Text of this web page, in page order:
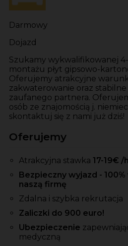
Darmowy
Dojazd
Szukamy wykwalifikowanej
montażu płyt gipsowo-
Oferujemy atrakcyjne
zakwaterowanie oraz
zaufanego partnera.
osób ze znajomością j.
skontaktuj się z nami już dziś!
Oferujemy
Atrakcyjna stawka 17-19€ /h
Bezpieczny wyjazd -
naszą firmę
Zdalna i szybka rekrutacja
Zaliczki do 900 euro!
Ubezpieczenie
medyczną